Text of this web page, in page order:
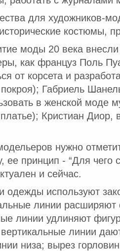
для художников-
костюмы,
моды 20 века
как француз Поль
от корсета и
покроя); Габриель
в женской моде
Кристиан Диор,
нужно
ее принцип - “Для чего
и сейчас.
одежды используют
линии расширяют
линии удлиняют
линии
низа; вырез